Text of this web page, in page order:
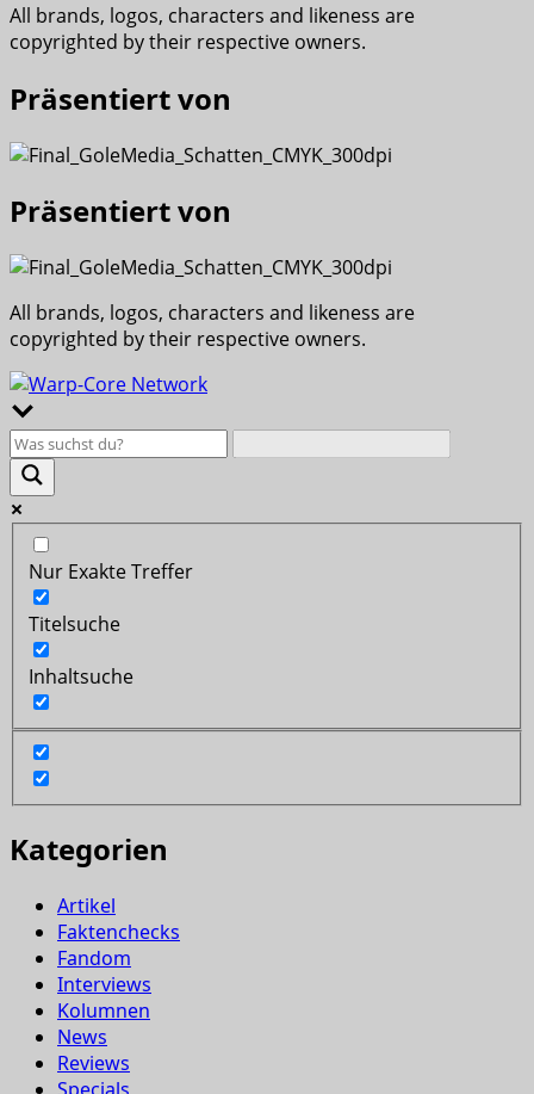
All brands, logos, characters and likeness are
copyrighted by their respective owners.
Präsentiert von
Präsentiert von
All brands, logos, characters and likeness are
copyrighted by their respective owners.
Nur Exakte Treffer
Titelsuche
Inhaltsuche
Kategorien
Artikel
Faktenchecks
Fandom
Interviews
Kolumnen
News
Reviews